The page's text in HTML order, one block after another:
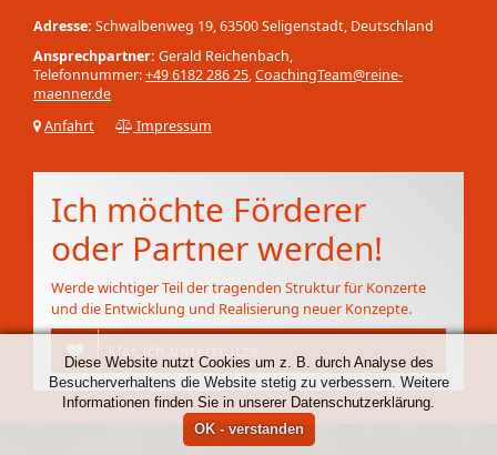
Adresse: Schwalbenweg 19, 63500 Seligenstadt, Deutschland
Ansprechpartner: Gerald Reichenbach,
Telefonnummer:+49 6182 286 25,CoachingTeam@reine-
maenner.de
Anfahrt
Impressum
Ich möchte Förderer
oder Partner werden!
Werde wichtiger Teil der tragenden Struktur für Konzerte
und die Entwicklung und Realisierung neuer Konzepte.
Klar, ich unterstütze
Diese Website nutzt Cookies um z. B. durch Analyse des
Besucherverhaltens die Website stetig zu verbessern. Weitere
Informationen finden Sie in unserer Datenschutzerklärung.